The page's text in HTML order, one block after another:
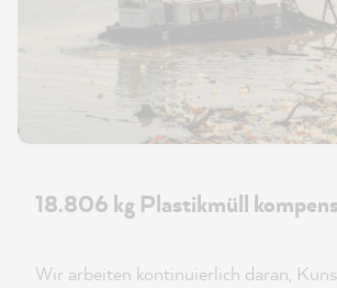
18.806 kg Plastikmüll
Wir arbeiten kontinuierlich daran,